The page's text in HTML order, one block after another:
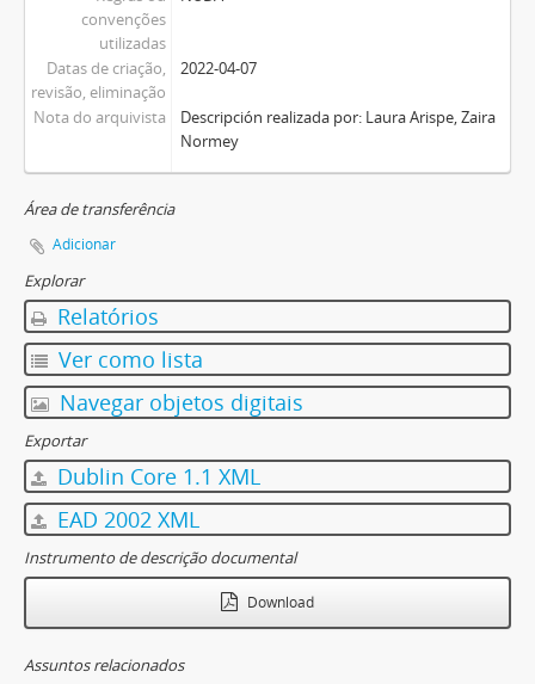
convenções
utilizadas
Datas de criação,
revisão, eliminação
2022-04-07
Nota do arquivista
Descripción realizada por: Laura Arispe, Zaira
Normey
Área de transferência
Adicionar
Explorar
Relatórios
Ver como lista
Navegar objetos digitais
Exportar
Dublin Core 1.1 XML
EAD 2002 XML
Instrumento de descrição documental
Download
Assuntos relacionados